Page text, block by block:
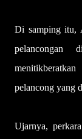
Di samping itu,
pelancongan
pelancong yang
Ujarnya,